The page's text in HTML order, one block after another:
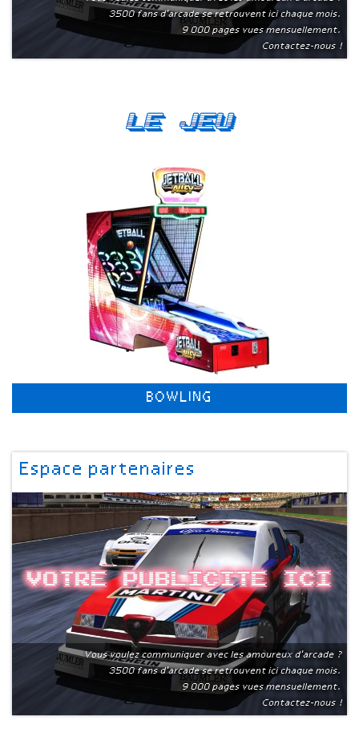
3500 fans d'arcade se retrouvent ici chaque mois.
9 000 pages vues mensuellement.
Contactez-nous !
Le Jeu
BOWLING
Espace partenaires
Votre publicite ici
Vous voulez communiquer avec les amoureux d'arcade ?
3500 fans d'arcade se retrouvent ici chaque mois.
9 000 pages vues mensuellement.
Contactez-nous !